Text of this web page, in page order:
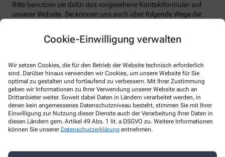
Cookie-Einwilligung verwalten
Wir setzen Cookies, die für den Betrieb der Website technisch erforderlich
sind. Darüber hinaus verwenden wir Cookies, um unsere Website für Sie
optimal zu gestalten und fortlaufend zu verbessern. Mit Ihrer Zustimmung
geben wir Informationen zu Ihrer Verwendung unserer Website auch an
Drittanbieter weiter. Soweit dabei Daten in Ländern verarbeitet werden, in
denen kein angemessenes Datenschutzniveau besteht, stimmen Sie mit Ihrer
Einwilligung zur Nutzung dieser Dienste auch der Verarbeitung Ihrer Daten in
diesen Ländern gem. Artikel 49 Abs. 1 lit. a DSGVO zu. Weitere Informationen
können Sie unserer Datenschutzerklärung entnehmen.
Bitte benutzen sie dafür das vorgesehene Kontaktformular auf
unserer Website. Sie können uns auch über folgende Wege die
E-Mail: kontakt@cityapotheke-berlin.de
Telefax: +49-30/2 42 45 82
Postanschrift: Pauline-Staegemann-Str. 2-4 10249 Berlin
Durchsetzungsverfahren und
Marktüberwachungsbehörde
Sollten Sie auf Mitteilungen oder Anfragen zur Barrierefreiheit